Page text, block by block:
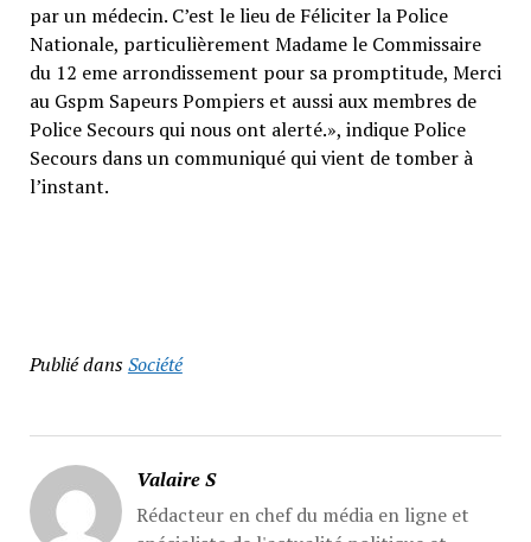
par un médecin. C’est le lieu de Féliciter la Police
Nationale, particulièrement Madame le Commissaire
du 12 eme arrondissement pour sa promptitude, Merci
au Gspm Sapeurs Pompiers et aussi aux membres de
Police Secours qui nous ont alerté.», indique Police
Secours dans un communiqué qui vient de tomber à
l’instant.
Publié dansSociété
Valaire S
Rédacteur en chef du média en ligne et